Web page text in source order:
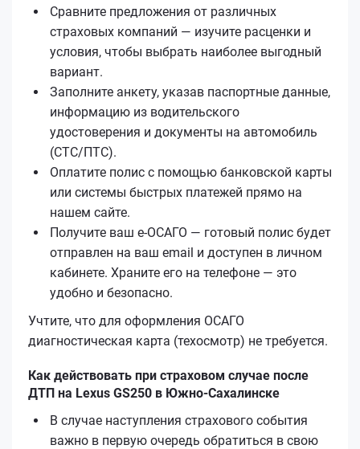
Сравните предложения от различных
страховых компаний — изучите расценки и
условия, чтобы выбрать наиболее выгодный
вариант.
Заполните анкету, указав паспортные данные,
информацию из водительского
удостоверения и документы на автомобиль
(СТС/ПТС).
Оплатите полис с помощью банковской карты
или системы быстрых платежей прямо на
нашем сайте.
Получите ваш е‑ОСАГО — готовый полис будет
отправлен на ваш email и доступен в личном
кабинете. Храните его на телефоне — это
удобно и безопасно.
Учтите, что для оформления ОСАГО
диагностическая карта (техосмотр) не требуется.
Как действовать при страховом случае после
ДТП на Lexus GS250 в Южно-Сахалинске
В случае наступления страхового события
важно в первую очередь обратиться в свою